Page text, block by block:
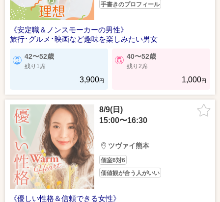
手書きのプロフィール
《安定職＆ノンスモーカーの男性》
旅行･グルメ･映画など趣味を楽しみたい男女
42〜52歳
残り1席
3,900円
40〜52歳
残り2席
1,000円
8/9(日)
15:00〜16:30
ツヴァイ熊本
個室6対6
価値観が合う人がいい
《優しい性格＆信頼できる女性》